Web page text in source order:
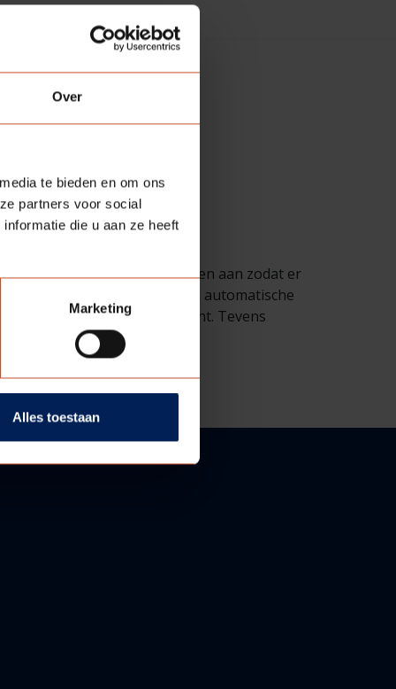
Over
te bieden en om ons
partners voor social
die u aan ze heeft
Marketing
Alles toestaan
bijvoorbeeld deurspionnen aan zodat er
zitten valdorpels, een automatische
in het glasassortiment. Tevens